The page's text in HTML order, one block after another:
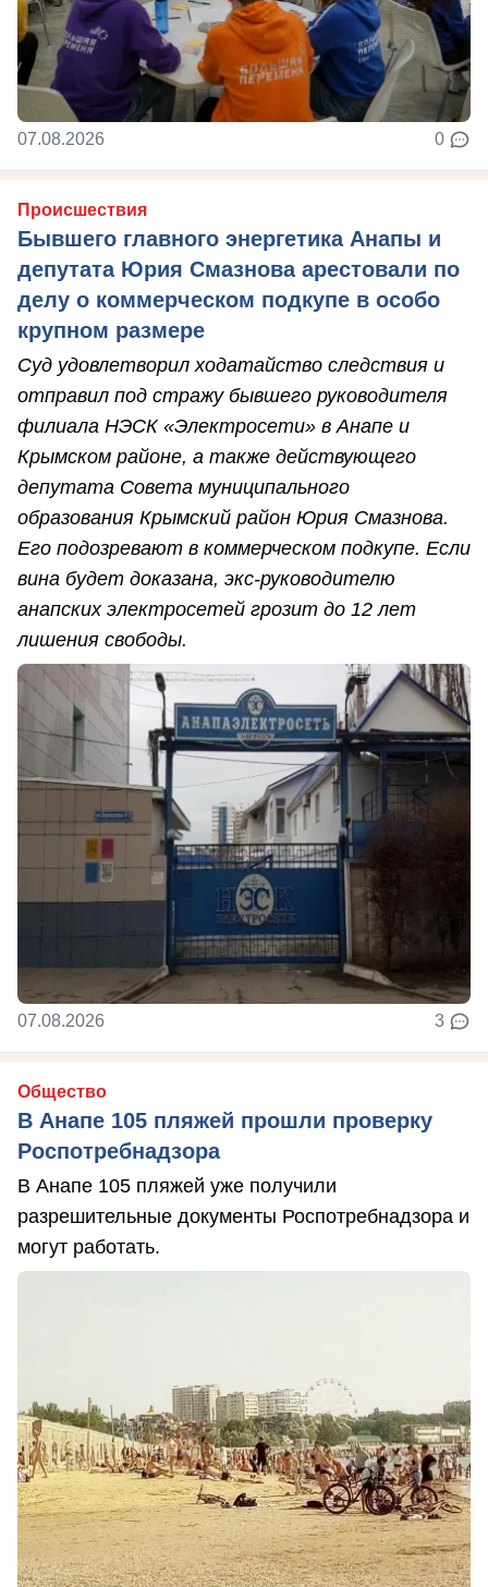
07.08.2026 0
Происшествия
Бывшего главного энергетика Анапы и
депутата Юрия Смазнова арестовали по
делу о коммерческом подкупе в особо
крупном размере
Суд удовлетворил ходатайство следствия и
отправил под стражу бывшего руководителя
филиала НЭСК «Электросети» в Анапе и
Крымском районе, а также действующего
депутата Совета муниципального
образования Крымский район Юрия Смазнова.
Его подозревают в коммерческом подкупе. Если
вина будет доказана, экс-руководителю
анапских электросетей грозит до 12 лет
лишения свободы.
07.08.2026 3
Общество
В Анапе 105 пляжей прошли проверку
Роспотребнадзора
В Анапе 105 пляжей уже получили
разрешительные документы Роспотребнадзора и
могут работать.